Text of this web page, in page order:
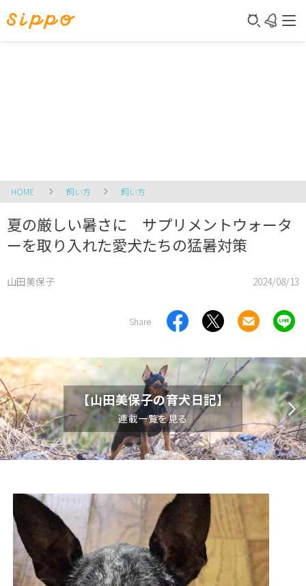
HOME 飼い方 飼い方
夏の厳しい暑さに サプリメントウォータ
ーを取り入れた愛犬たちの猛暑対策
山田美保子 2024/08/13
Share
【山田美保子の育犬日記】
連載一覧を見る